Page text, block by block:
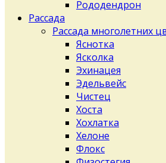
Рододендрон
Рассада
Рассада многолетних
Яснотка
Ясколка
Эхинацея
Эдельвейс
Чистец
Хоста
Хохлатка
Хелоне
Флокс